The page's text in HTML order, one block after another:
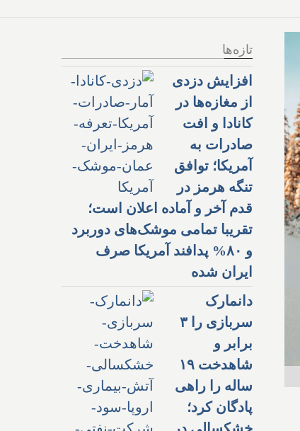
تازه‌ها
افزایش دزدی
از مغازه‌ها در
کانادا و افت
صادرات به
آمریکا؛ توافق
تنگه هرمز در
قدم آخر و آماده اعلان است؛
تقریبا تمامی موشک‌های دوربرد
و ۸۰% پدافند آمریکا صرف
ایران شده
دانمارک
سربازی را ۳
برابر و
شاهدخت ۱۹
ساله را راهی
پادگان کرد؛